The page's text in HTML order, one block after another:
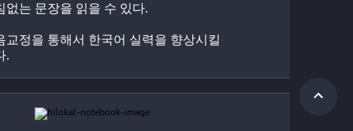
는 문장을 읽을 수 있다.
정을 통해서 한국어 실력을 향상시킬
.